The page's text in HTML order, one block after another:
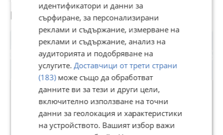
Потребител
Д. Георгиев
1186 рейтинг
идентификатори и данни за
сърфиране, за персонализирани
реклами и съдържание, измерване на
реклами и съдържание, анализ на
аудиторията и подобряване на
услугите.Доставчици от трети страни
(183)може също да обработват
данните ви за тези и други цели,
включително използване на точни
данни за геолокация и характеристики
на устройството. Вашият избор важи